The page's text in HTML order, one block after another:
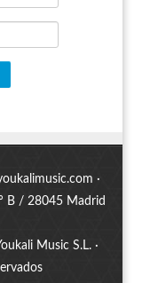
·
B / 28045 Madrid
Music S.L. ·